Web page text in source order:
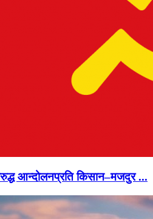
आन्दोलनप्रति किसान–मजदुर ...